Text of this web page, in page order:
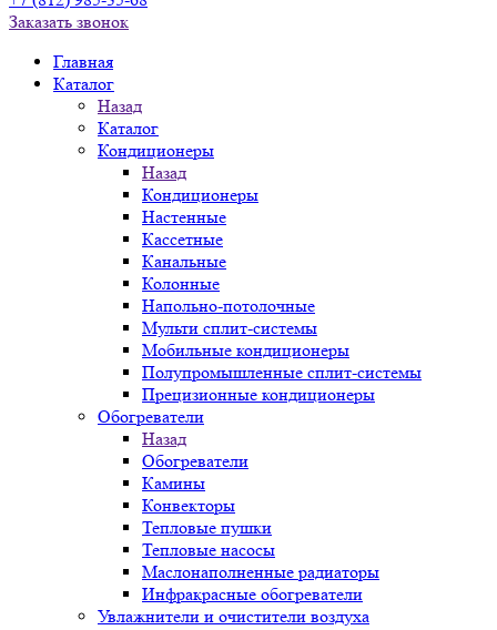
Заказать звонок
Главная
Каталог
Назад
Каталог
Кондиционеры
Назад
Кондиционеры
Настенные
Кассетные
Канальные
Колонные
Напольно-потолочные
Мульти сплит-системы
Мобильные кондиционеры
Полупромышленные сплит-системы
Прецизионные кондиционеры
Обогреватели
Назад
Обогреватели
Камины
Конвекторы
Тепловые пушки
Тепловые насосы
Маслонаполненные радиаторы
Инфракрасные обогреватели
Увлажнители и очистители воздуха